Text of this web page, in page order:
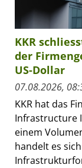
KKR
der
US-Dollar
07.08.2026,
KKR hat das
Infrastructure
einem
handelt es